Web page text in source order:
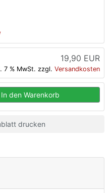
19,90 EUR
7 % MwSt. zzgl. Versandkosten
In den Warenkorb
drucken